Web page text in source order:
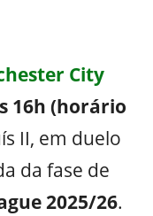
City
16h (horário
II, em duelo
da fase de
2025/26.